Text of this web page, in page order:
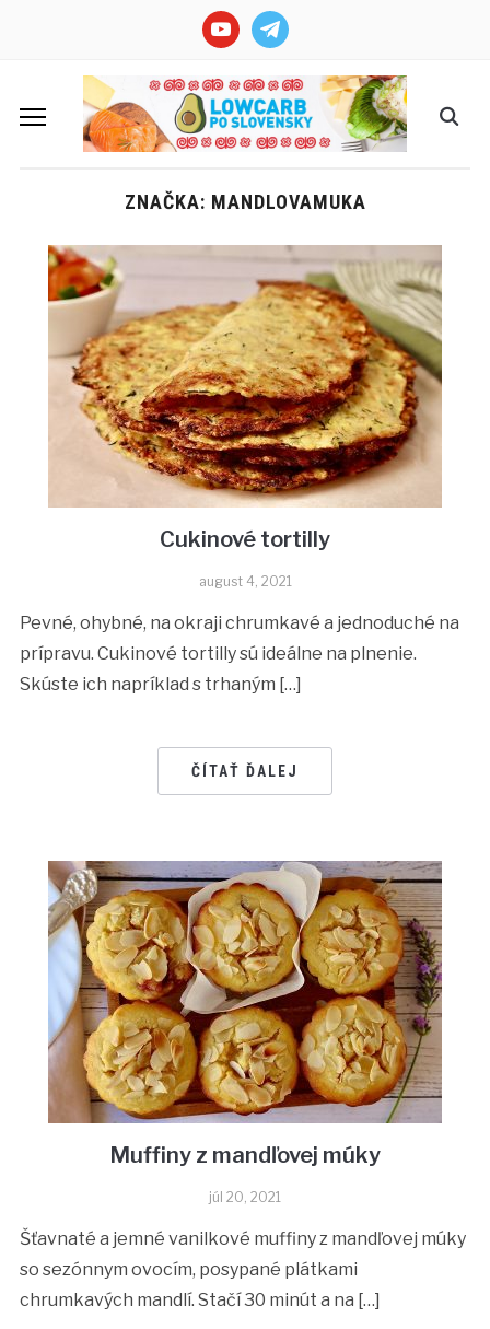
youtubetelegram
ZNAČKA: MANDLOVAMUKA
Cukinové tortilly
august 4, 2021
Pevné, ohybné, na okraji chrumkavé a jednoduché na
prípravu. Cukinové tortilly sú ideálne na plnenie.
Skúste ich napríklad s trhaným […]
ČÍTAŤ ĎALEJ
Muffiny z mandľovej múky
júl 20, 2021
Šťavnaté a jemné vanilkové muffiny z mandľovej múky
so sezónnym ovocím, posypané plátkami
chrumkavých mandlí. Stačí 30 minút a na […]